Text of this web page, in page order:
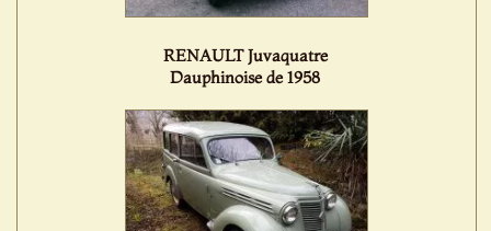
RENAULT Juvaquatre
Dauphinoise de 1958